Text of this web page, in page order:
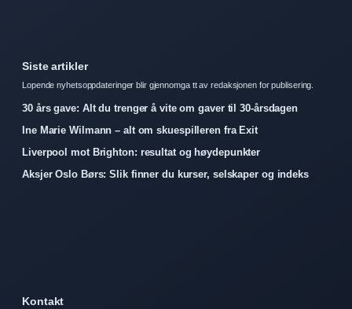
Siste artikler
Lopende nyhetsoppdateringer blir gjennomga tt av redaksjonen for publisering.
30 års gave: Alt du trenger å vite om gaver til 30-årsdagen
Ine Marie Wilmann – alt om skuespilleren fra Exit
Liverpool mot Brighton: resultat og høydepunkter
Aksjer Oslo Børs: Slik finner du kurser, selskaper og indeks
Kontakt